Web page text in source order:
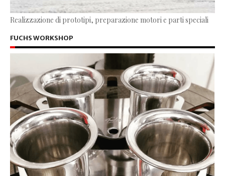
Realizzazione di prototipi, preparazione motori e parti speciali
FUCHS WORKSHOP